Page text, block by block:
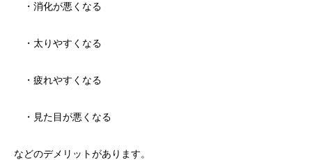
・消化が悪くなる
・太りやすくなる
・疲れやすくなる
・見た目が悪くなる
などのデメリットがあります。